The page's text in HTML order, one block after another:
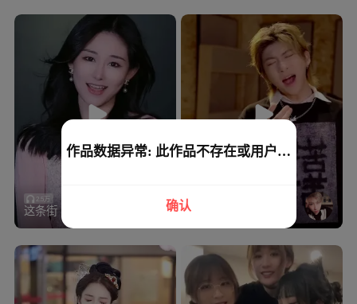
2.5万
这条街 三国恋
作品数据异常: 此作品不存在或用户删
确认